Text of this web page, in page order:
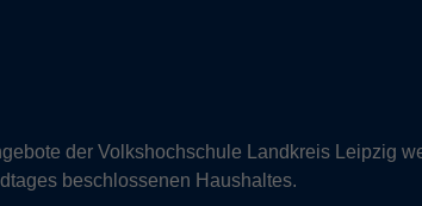
der Volkshochschule Landkreis Leipzig
beschlossenen Haushaltes.